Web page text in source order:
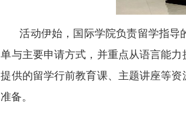
活动伊始，国际学院负责留学指
单与主要申请方式，并重点从语言能
提供的留学行前教育课、主题讲座等
准备。